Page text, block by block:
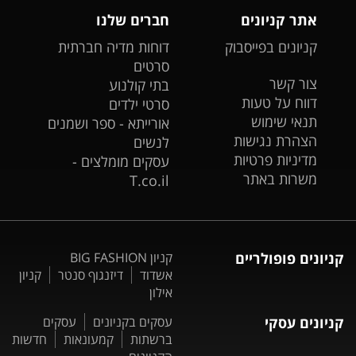
אתר קניונים
קניונים בפייסבוק
צור קשר
דווח על טעות
תנאי שימוש
הצהרת נגישות
מדיניות פרטיות
משרות באתר
חברים שלנו
דוחות מדיה חברתית
סרטים
בתי קולנוע
סרטי ילדים
אורייתא - ספר ושמנים
לנשים
עסקים מומלצים -
T.co.il
קניונים פופולריים
קניון BIG FASHION
אשדוד
דיזנגוף סנטר
קניון
אילון
קניונים עסקי עסקים בקניונים
עסקים
ברשתות
קמעונאות
חדשות